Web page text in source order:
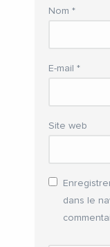
Nom *
E-mail *
Site web
dans le